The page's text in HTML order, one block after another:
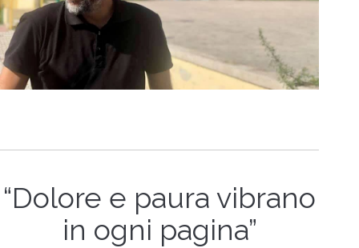
“Dolore e paura vibrano
in ogni pagina”